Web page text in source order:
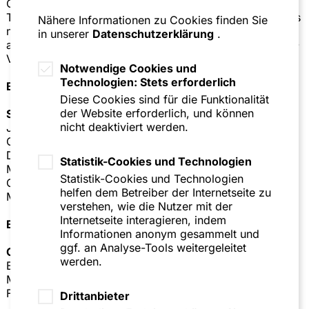
Nähere Informationen zu Cookies finden Sie
in unserer Datenschutzerklärung .
Notwendige Cookies und
Technologien: Stets erforderlich
Diese Cookies sind für die Funktionalität
der Website erforderlich, und können
nicht deaktiviert werden.
Statistik-Cookies und Technologien
Statistik-Cookies und Technologien
helfen dem Betreiber der Internetseite zu
verstehen, wie die Nutzer mit der
Internetseite interagieren, indem
Informationen anonym gesammelt und
ggf. an Analyse-Tools weitergeleitet
werden.
Drittanbieter
Großmann hatte dabei von Anfang an auf SZA und ein
Team um Partner Prof. Dr. Jochem Reichert vertraut, das
neben der eigentlichen Prozessführung im Hintergrund
auch die prozessflankierende Abstimmung mit der D&O-
Versicherung und weiteren Beteiligten übernahm.
Berater Jürgen Großmann
SZA Schilling Zutt & Anschütz(Mannheim): Prof. Dr.
Jochem Reichert (Federführung,
Gesellschaftsrecht/Konfliktlösung, Mannheim/Frankfurt),
Dr. Stefan Zeyher (Gesellschaftsrecht/Konfliktlösung,
Mannheim/München), Dr. Dorothee Klement, Dr. Jakob
Groh (beide Gesellschaftsrecht/Konfliktlösung,
Mannheim).
Berater Rustenburg
GvW Graf von Westphalen(Frankfurt): Felix Prozorov-
Bastians (Federführung; Konfliktlösung, Frankfurt am
Main), Alexander Lemnitzer (Corporate/Commercial,
Frankfurt am Main).